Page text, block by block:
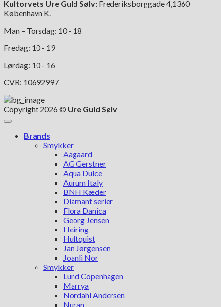
Kultorvets Ure Guld Sølv: Frederiksborggade 4,1360
København K.
Man – Torsdag: 10 - 18
Fredag: 10 - 19
Lørdag: 10 - 16
CVR: 10692997
Copyright 2026 © Ure Guld Sølv
Brands
Smykker
Aagaard
AG Gerstner
Aqua Dulce
Aurum Italy
BNH Kæder
Diamant serier
Flora Danica
Georg Jensen
Heiring
Hultquist
Jan Jørgensen
Joanli Nor
Smykker
Lund Copenhagen
Marrya
Nordahl Andersen
Nuran